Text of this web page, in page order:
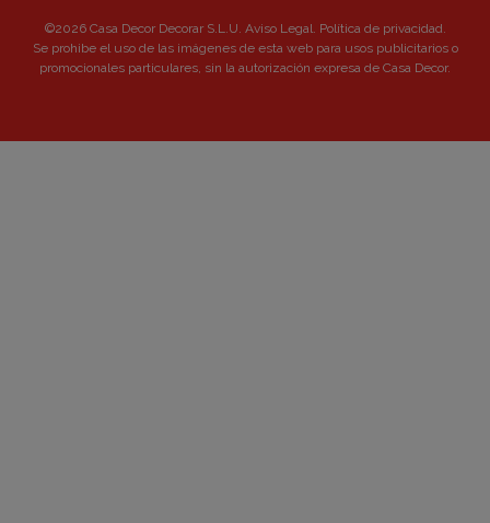
©2026 Casa Decor Decorar S.L.U. Aviso Legal. Política de privacidad.
Se prohibe el uso de las imágenes de esta web para usos publicitarios o
promocionales particulares, sin la autorización expresa de Casa Decor.